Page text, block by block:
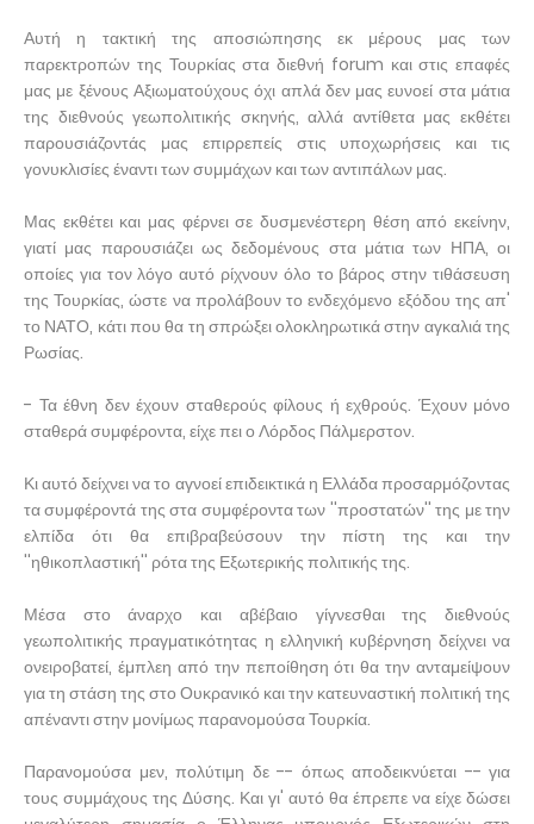
Αυτή η τακτική της αποσιώπησης εκ μέρους μας των
παρεκτροπών της Τουρκίας στα διεθνή forum και στις επαφές
μας με ξένους Αξιωματούχους όχι απλά δεν μας ευνοεί στα μάτια
της διεθνούς γεωπολιτικής σκηνής, αλλά αντίθετα μας εκθέτει
παρουσιάζοντάς μας επιρρεπείς στις υποχωρήσεις και τις
γονυκλισίες έναντι των συμμάχων και των αντιπάλων μας.
Μας εκθέτει και μας φέρνει σε δυσμενέστερη θέση από εκείνην,
γιατί μας παρουσιάζει ως δεδομένους στα μάτια των ΗΠΑ, οι
οποίες για τον λόγο αυτό ρίχνουν όλο το βάρος στην τιθάσευση
της Τουρκίας, ώστε να προλάβουν το ενδεχόμενο εξόδου της απ'
το ΝΑΤΟ, κάτι που θα τη σπρώξει ολοκληρωτικά στην αγκαλιά της
Ρωσίας.
- Τα έθνη δεν έχουν σταθερούς φίλους ή εχθρούς. Έχουν μόνο
σταθερά συμφέροντα, είχε πει ο Λόρδος Πάλμερστον.
Κι αυτό δείχνει να το αγνοεί επιδεικτικά η Ελλάδα προσαρμόζοντας
τα συμφέροντά της στα συμφέροντα των ''προστατών'' της με την
ελπίδα ότι θα επιβραβεύσουν την πίστη της και την
''ηθικοπλαστική'' ρότα της Εξωτερικής πολιτικής της.
Μέσα στο άναρχο και αβέβαιο γίγνεσθαι της διεθνούς
γεωπολιτικής πραγματικότητας η ελληνική κυβέρνηση δείχνει να
ονειροβατεί, έμπλεη από την πεποίθηση ότι θα την ανταμείψουν
για τη στάση της στο Ουκρανικό και την κατευναστική πολιτική της
απέναντι στην μονίμως παρανομούσα Τουρκία.
Παρανομούσα μεν, πολύτιμη δε -- όπως αποδεικνύεται -- για
τους συμμάχους της Δύσης. Και γι' αυτό θα έπρεπε να είχε δώσει